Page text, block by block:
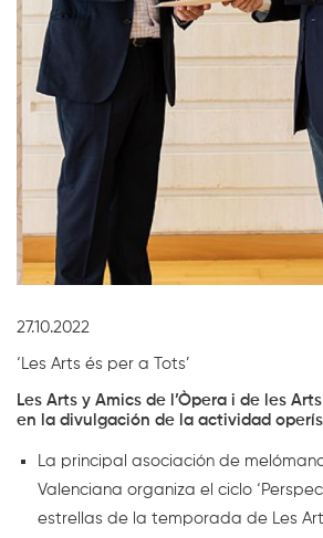
27.10.2022
‘Les Arts és per a Tots’
Les Arts y Amics de l’Òpera i de les
en la divulgación de la actividad
La principal asociación de
Valenciana organiza el ciclo
estrellas de la temporada de Les